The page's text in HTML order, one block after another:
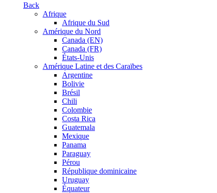
Back
Afrique
Afrique du Sud
Amérique du Nord
Canada (EN)
Canada (FR)
États-Unis
Amérique Latine et des Caraïbes
Argentine
Bolivie
Brésil
Chili
Colombie
Costa Rica
Guatemala
Mexique
Panama
Paraguay
Pérou
République dominicaine
Uruguay
Équateur